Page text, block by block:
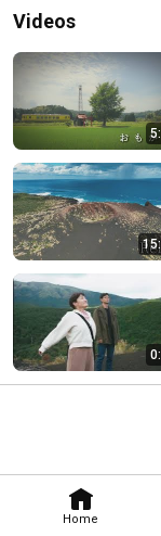
Home
Videos